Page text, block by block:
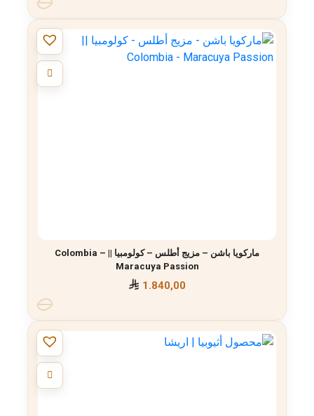
ماركويا باشن – مزيج أطلس – كولومبيا || Colombia –
Maracuya Passion
1.840,00